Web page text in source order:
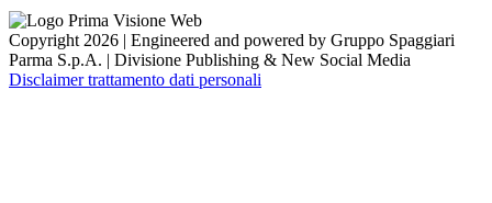
Copyright 2026 | Engineered and powered by Gruppo Spaggiari
Parma S.p.A. | Divisione Publishing & New Social Media
Disclaimer trattamento dati personali